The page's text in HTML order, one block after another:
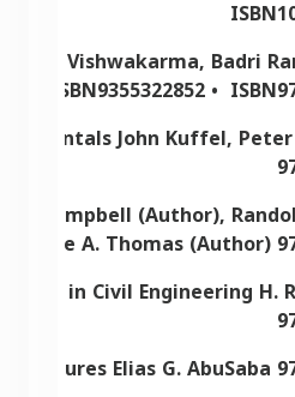
N. Vishwakarma, Badri
ISBN9355322852 •
John Kuffel,
Campbell (Author),
A. Thomas (Author)
in Civil Engineering H.
Elias G. AbuSaba